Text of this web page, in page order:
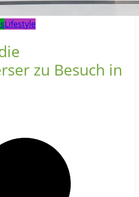
Lifestyle
zu Besuch in